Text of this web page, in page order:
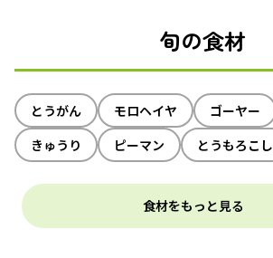
旬の食材
とうがん モロヘイヤ ゴーヤー
きゅうり
ピーマン とうもろこし
食材をもっと見る